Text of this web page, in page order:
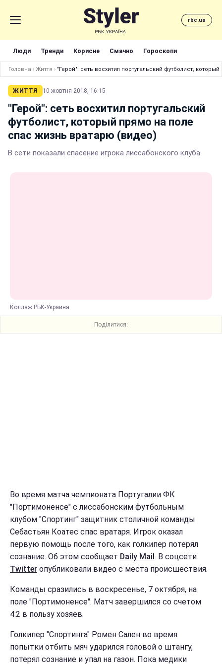
rbc.ua
Люди Тренди Корисне Смачно Гороскопи
Головна › Життя › "Герой": сеть восхитил португальский футболист,
ЖИТТЯ 10 жовтня 2018, 16:15
"Герой": сеть восхитил португальский
футболист, который прямо на поле
спас жизнь вратарю (видео)
В сети показали спасение игрока лиссабонского клуба
Коллаж РБК-Украина
Поділитися:
Во время матча чемпионата Португалии ФК
"Портимоненсе" с лиссабонским футбольным
клубом "Спортинг" защитник столичной команды
Себастьян Коатес спас вратаря. Игрок оказал
первую помощь после того, как голкипер потерял
сознание. Об этом сообщает Daily Mail . В соцсети
Twitter опубликовали видео с места происшествия.
Команды сразились в воскресенье, 7 октября, на
поле "Портимоненсе". Матч завершился со счетом
4:2 в пользу хозяев.
Голкипер "Спортинга" Ромен Сален во время
попытки отбить мяч ударился головой о штангу,
потерял сознание и упал на газон. Пока медики